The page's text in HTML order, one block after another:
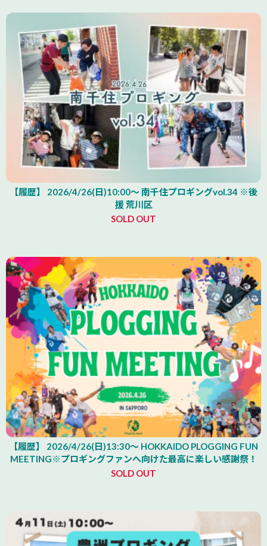
【履歴】 2026/4/26(日)10:00～ 南千住プロギングvol.34 ※後
援 荒川区
SOLD OUT
【履歴】 2026/4/26(日)13:30～ HOKKAIDO PLOGGING FUN
MEETING※プロギングファンへ向けた最高に楽しい感謝祭！
SOLD OUT